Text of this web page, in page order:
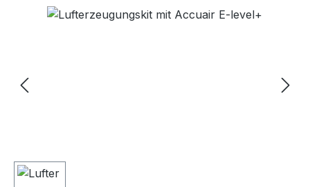
Bildergalerie überspringen